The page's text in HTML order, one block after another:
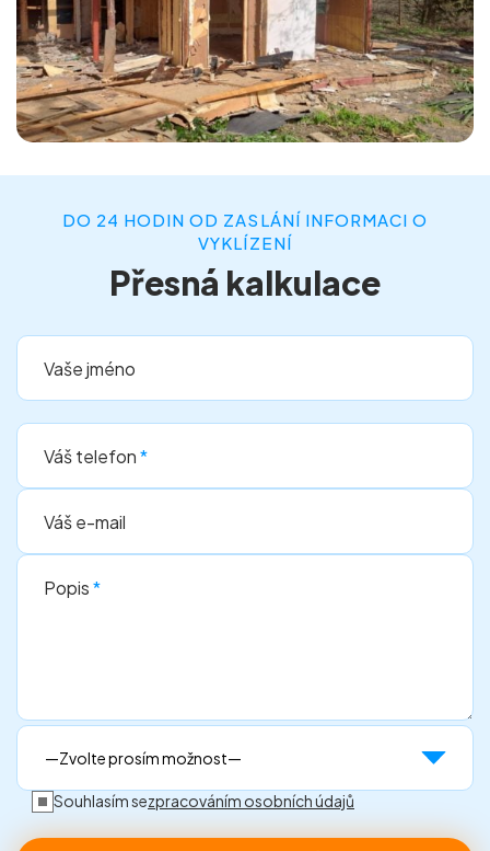
DO 24 HODIN OD ZASLÁNÍ INFORMACI O
VYKLÍZENÍ
Přesná kalkulace
Vaše jméno
Váš telefon*
Váš e-mail
Popis*
Souhlasím sezpracováním osobních údajů